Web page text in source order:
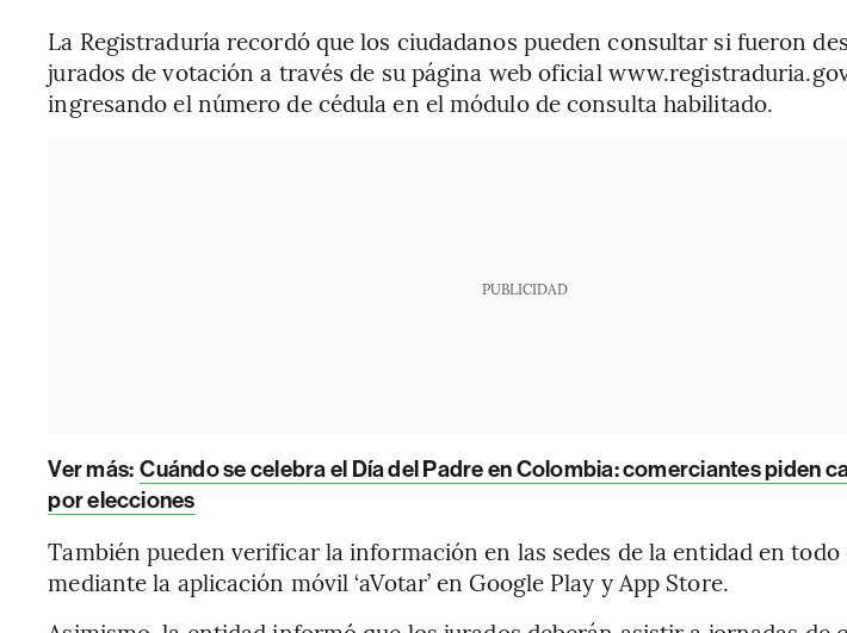
La Registraduría recordó que los ciudadanos pueden consultar si fueron
jurados de votación a través de su página web oficial
ingresando el número de cédula en el módulo de consulta habilitado.
PUBLICIDAD
Ver más: Cuándo se celebra el Día del Padre en Colombia: comerciantes piden
por elecciones
También pueden verificar la información en las sedes de la entidad en todo
mediante la aplicación móvil ‘aVotar’ en Google Play y App Store.